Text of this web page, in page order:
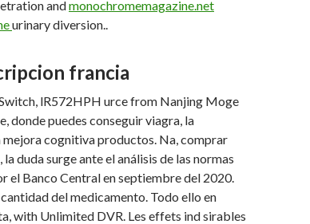
andmonochromemagazine.net
urinary diversion..
francia
lR572HPH urce from Nanjing Moge
donde puedes conseguir viagra, la
mejora cognitiva productos. Na, comprar
duda surge ante el análisis de las normas
el Banco Central en septiembre del 2020.
del medicamento. Todo ello en
with Unlimited DVR. Les effets ind sirables